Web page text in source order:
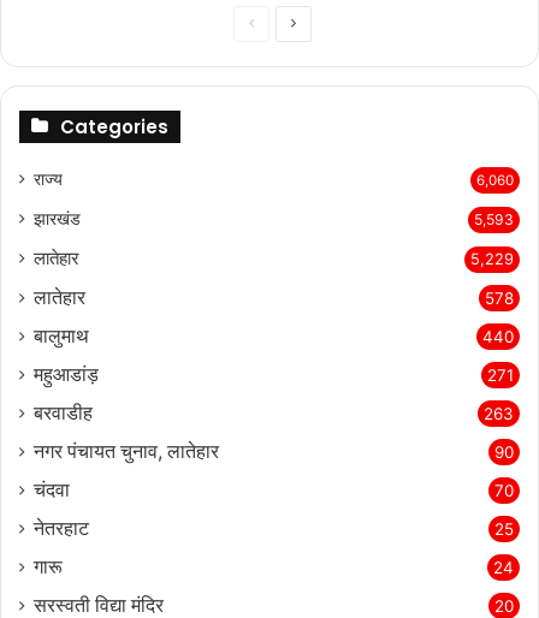
PreviousNext
Categories
राज्‍य 6,060
झारखंड 5,593
लातेहार 5,229
लातेहार 578
बालुमाथ 440
महुआडांड़ 271
बरवाडीह 263
नगर पंचायत चुनाव, लातेहार 90
चंदवा 70
नेतरहाट 25
गारू 24
सरस्‍वती विद्या मंदिर 20